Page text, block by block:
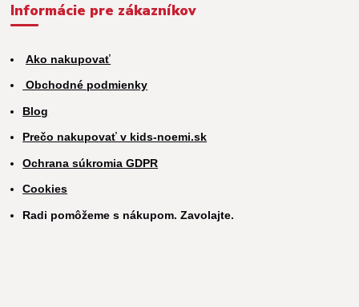
Informácie pre zákazníkov
Ako nakupovať
Obchodné podmienky
Blog
Prečo nakupovať v kids-noemi.sk
Ochrana súkromia GDPR
Cookies
Radi pomôžeme s nákupom. Zavolajte.